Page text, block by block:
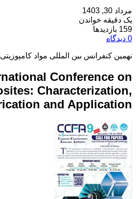
مرداد 30, 1403
یک دقیقه خواندن
159 بازدیدها
0 دیدگاه
نهمین کنفرانس بین المللی مواد
Conference on
Characterization,
and Application